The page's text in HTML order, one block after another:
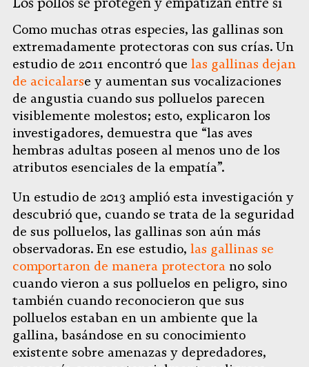
Como muchas otras especies, las gallinas son
extremadamente protectoras con sus crías. Un
estudio de 2011 encontró que las gallinas dejan
de acicalarse y aumentan sus vocalizaciones
de angustia cuando sus polluelos parecen
visiblemente molestos; esto, explicaron los
investigadores, demuestra que “las aves
hembras adultas poseen al menos uno de los
atributos esenciales de la empatía”.
Un estudio de 2013 amplió esta investigación y
descubrió que, cuando se trata de la seguridad
de sus polluelos, las gallinas son aún más
observadoras. En ese estudio, las gallinas se
comportaron de manera protectora no solo
cuando vieron a sus polluelos en peligro, sino
también cuando reconocieron que sus
polluelos estaban en un ambiente que la
gallina, basándose en su conocimiento
existente sobre amenazas y depredadores,